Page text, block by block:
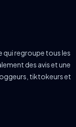
regroupe tous les
des avis et une
tiktokeurs et